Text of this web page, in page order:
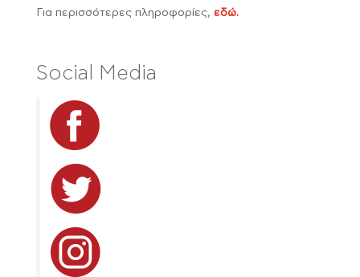
Για περισσότερες πληροφορίες, εδώ.
Social Media